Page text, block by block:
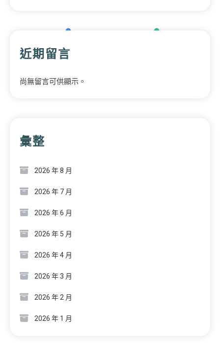
近期留言
尚無留言可供顯示。
彙整
2026 年 8 月
2026 年 7 月
2026 年 6 月
2026 年 5 月
2026 年 4 月
2026 年 3 月
2026 年 2 月
2026 年 1 月